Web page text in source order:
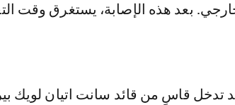
بعد هذه الإصابة، يستغرق وقت
مبابي في الدقيقة 31 بعد تدخل قاسٍ من قائد سانت اتيان لويك